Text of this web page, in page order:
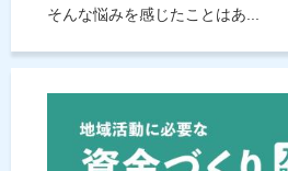
そんな悩みを感じたことはあ...